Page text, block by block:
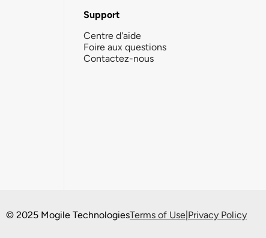
Support
Centre d'aide
Foire aux questions
Contactez-nous
© 2025 Mogile TechnologiesTerms of Use|Privacy Policy